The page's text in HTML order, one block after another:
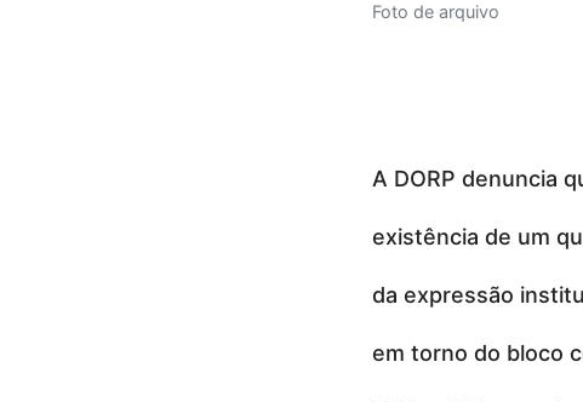
Foto de arquivo
A DORP denuncia
existência de um
da expressão
em torno do bloco